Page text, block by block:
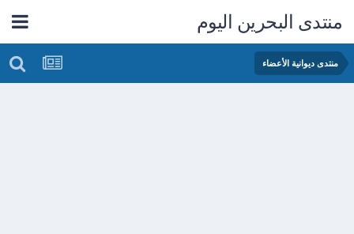
منتدى البحرين اليوم
منتدى ديوانية الأعضاء